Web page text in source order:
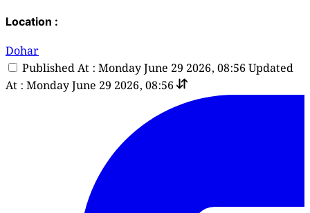
Location :
Dohar
Published At : Monday June 29 2026, 08:56 Updated
At : Monday June 29 2026, 08:56